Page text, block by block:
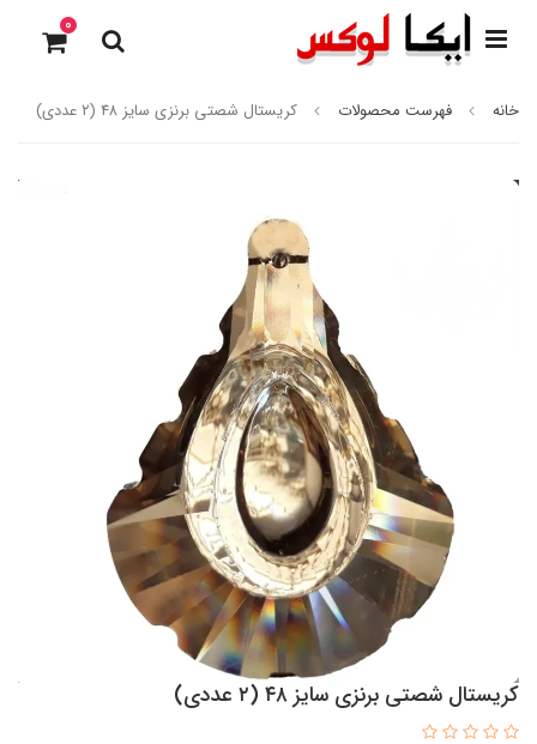
0
خانه فهرست محصولات کریستال شصتی برنزی سایز ۴۸ (۲ عددی)
کریستال شصتی برنزی سایز ۴۸ (۲ عددی)